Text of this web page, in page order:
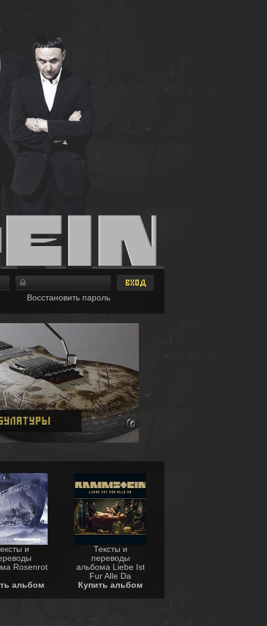
Восстановить пароль
и
Rosenrot
альбом
Тексты и
переводы
альбома Liebe Ist
Fur Alle Da
Купить альбом